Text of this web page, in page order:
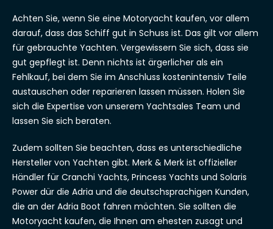
Achten Sie, wenn Sie eine Motoryacht kaufen, vor allem
darauf, dass das Schiff gut in Schuss ist. Das gilt vor allem
für gebrauchte Yachten. Vergewissern Sie sich, dass sie
gut gepflegt ist. Denn nichts ist ärgerlicher als ein
Fehlkauf, bei dem Sie im Anschluss kostenintensiv Teile
austauschen oder reparieren lassen müssen. Holen Sie
sich die Expertise von unserem Yachtsales Team und
lassen Sie sich beraten.
Zudem sollten Sie beachten, dass es unterschiedliche
Hersteller von Yachten gibt. Merk & Merk ist offizieller
Händler für Cranchi Yachts, Princess Yachts und Solaris
Power dür die Adria und die deutschsprachigen Kunden,
die an der Adria Boot fahren möchten. Sie sollten die
Motoryacht kaufen, die Ihnen am ehesten zusagt und